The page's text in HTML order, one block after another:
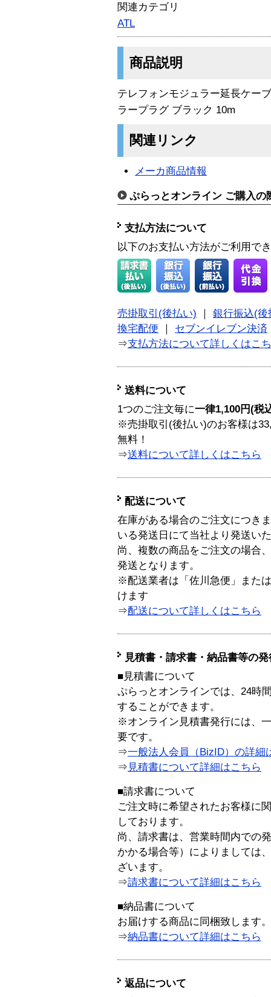
関連カテゴリ
ATL
商品説明
テレフォンモジュラー延長ケ
ラープラグ ブラック 10m
関連リンク
メーカ商品情報
ぷらっとオンライン ご購入の
支払方法について
以下のお支払い方法がご利用で
売掛取引(後払い)
銀行振込(後
換宅配便
セブンイレブン決済
⇒支払方法について詳しくはこ
送料について
1つのご注文毎に一律1,100円(税
※売掛取引(後払い)のお客様は
無料！
⇒送料について詳しくはこちら
配送について
在庫がある場合のご注文につき
いる発送日にて当社より発送い
尚、複数の商品をご注文の場合
発送となります。
※配送業者は「佐川急便」また
けます
⇒配送について詳しくはこちら
見積書・請求書・納品書等の
■見積書について
ぷらっとオンラインでは、24時
することができます。
※オンライン見積書発行には、
要です。
⇒一般法人会員（BizID）の詳細
⇒ 見積書について詳細はこちら
■請求書について
ご注文時に希望されたお客様に
しております。
尚、請求書は、営業時間内での
かかる場合等）によりましては
ざいます。
⇒請求書について詳細はこちら
■納品書について
お届けする商品に同梱致します。
⇒納品書について詳細はこちら
返品について